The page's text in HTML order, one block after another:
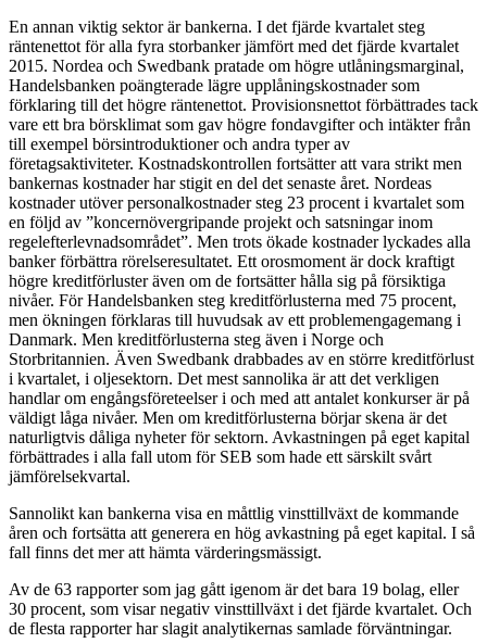
En annan viktig sektor är bankerna. I det fjärde kvartalet steg
räntenettot för alla fyra storbanker jämfört med det fjärde kvartalet
2015. Nordea och Swedbank pratade om högre utlåningsmarginal,
Handelsbanken poängterade lägre upplåningskostnader som
förklaring till det högre räntenettot. Provisionsnettot förbättrades tack
vare ett bra börsklimat som gav högre fondavgifter och intäkter från
till exempel börsintroduktioner och andra typer av
företagsaktiviteter. Kostnadskontrollen fortsätter att vara strikt men
bankernas kostnader har stigit en del det senaste året. Nordeas
kostnader utöver personalkostnader steg 23 procent i kvartalet som
en följd av ”koncernövergripande projekt och satsningar inom
regelefterlevnadsområdet”. Men trots ökade kostnader lyckades alla
banker förbättra rörelseresultatet. Ett orosmoment är dock kraftigt
högre kreditförluster även om de fortsätter hålla sig på försiktiga
nivåer. För Handelsbanken steg kreditförlusterna med 75 procent,
men ökningen förklaras till huvudsak av ett problemengagemang i
Danmark. Men kreditförlusterna steg även i Norge och
Storbritannien. Även Swedbank drabbades av en större kreditförlust
i kvartalet, i oljesektorn. Det mest sannolika är att det verkligen
handlar om engångsföreteelser i och med att antalet konkurser är på
väldigt låga nivåer. Men om kreditförlusterna börjar skena är det
naturligtvis dåliga nyheter för sektorn. Avkastningen på eget kapital
förbättrades i alla fall utom för SEB som hade ett särskilt svårt
jämförelsekvartal.
Sannolikt kan bankerna visa en måttlig vinsttillväxt de kommande
åren och fortsätta att generera en hög avkastning på eget kapital. I så
fall finns det mer att hämta värderingsmässigt.
Av de 63 rapporter som jag gått igenom är det bara 19 bolag, eller
30 procent, som visar negativ vinsttillväxt i det fjärde kvartalet. Och
de flesta rapporter har slagit analytikernas samlade förväntningar.